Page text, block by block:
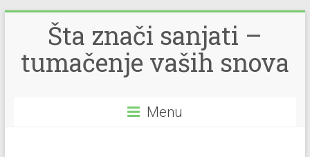
Šta znači sanjati –
tumačenje vaših snova
Menu